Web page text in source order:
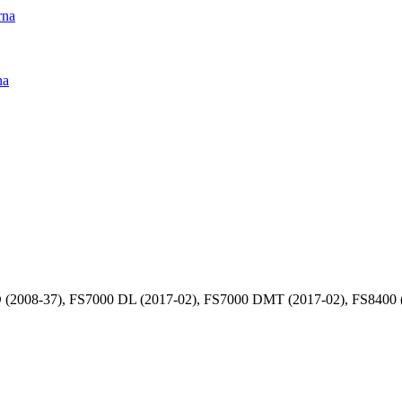
(2008-37), FS7000 DL (2017-02), FS7000 DMT (2017-02),